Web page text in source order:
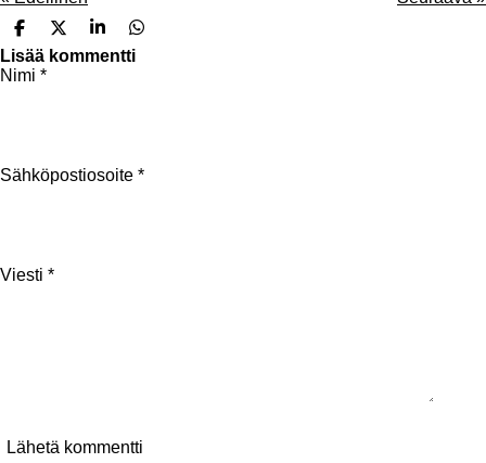
J
a
a
J
a
J
a
J
a
Lisää kommentti
Nimi *
Sähköpostiosoite *
Viesti *
Lähetä kommentti